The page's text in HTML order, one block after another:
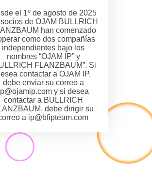
el 1º de agosto de 2025
socios de OJAM BULLRICH
han comenzado
como dos compañías
independientes bajo los
nombres “OJAM IP” y
FLANZBAUM”. Si
contactar a OJAM IP,
debe enviar su correo a
y si desea
contactar a BULLRICH
debe dirigir su
a ip@bfipteam.com